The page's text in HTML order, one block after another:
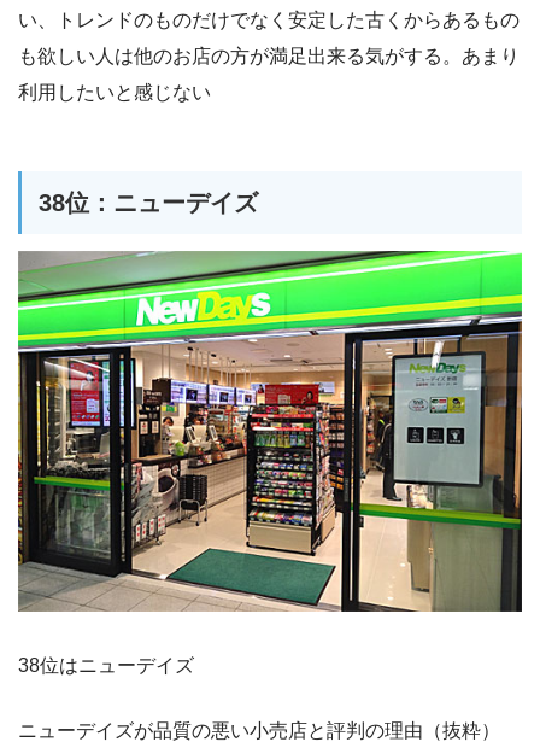
い、トレンドのものだけでなく安定した古くからあるもの
も欲しい人は他のお店の方が満足出来る気がする。あまり
利用したいと感じない
38位：ニューデイズ
38位はニューデイズ
ニューデイズが品質の悪い小売店と評判の理由（抜粋）